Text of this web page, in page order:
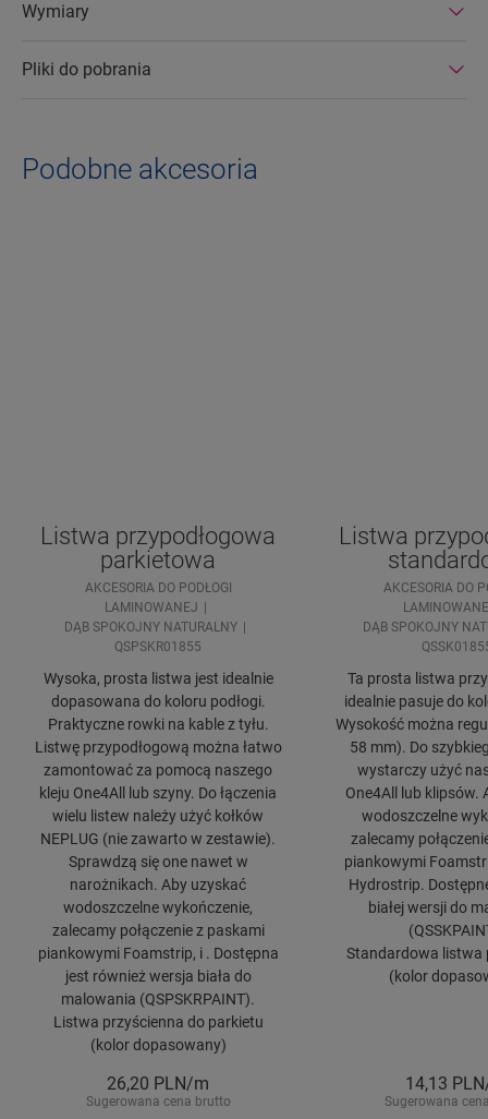
Wymiary
Pliki do pobrania
Podobne akcesoria
Listwa przypodłogowa
parkietowa
AKCESORIA DO PODŁOGI
LAMINOWANEJ
DĄB SPOKOJNY NATURALNY
QSPSKR01855
Wysoka, prosta listwa jest idealnie
dopasowana do koloru podłogi.
Praktyczne rowki na kable z tyłu.
Listwę przypodłogową można łatwo
zamontować za pomocą naszego
kleju One4All lub szyny. Do łączenia
wielu listew należy użyć kołków
NEPLUG (nie zawarto w zestawie).
Sprawdzą się one nawet w
narożnikach. Aby uzyskać
wodoszczelne wykończenie,
zalecamy połączenie z paskami
piankowymi Foamstrip, i . Dostępna
jest również wersja biała do
malowania (QSPSKRPAINT).
Listwa przyścienna do parkietu
(kolor dopasowany)
26,20 PLN/m
Sugerowana cena brutto
Listwa
AKCESORIA DO
DĄB SPOKOJNY
Ta prosta listwa
idealnie pasuje do
Wysokość można
58 mm). Do
wystarczy użyć
One4All lub klipsów.
wodoszczelne
zalecamy
piankowymi
Hydrostrip.
białej wersji do
Standardowa listwa
(kolor
14,13
Sugerowana